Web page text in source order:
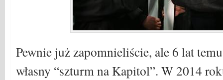
Pewnie już zapomnieliście, ale 6 lat
własny “szturm na Kapitol”. W 2014